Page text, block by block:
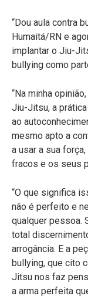
“Dou aula contra
Humaitá/RN e
implantar o Jiu-
bullying como
“Na minha
Jiu-Jitsu, a
ao
mesmo apto a
a usar a sua
fracos e os seus
“O que significa
não é perfeito e
qualquer pessoa.
total
arrogância. E a
bullying, que cito
Jitsu nos faz
a arma perfeita